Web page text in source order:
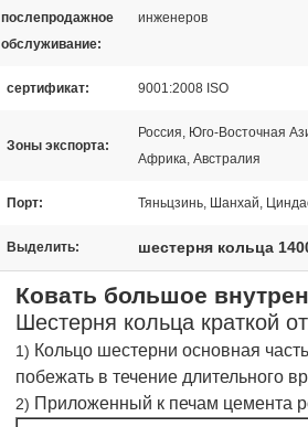
послепродажное
обслуживание:
инженеров
сертификат: 9001:2008 ISO
Зоны экспорта:
Россия, Юго-Восточная
Африка, Австралия
Порт: Тяньцзинь, Шанхай,
Выделить: шестерня кольца
Ковать большое
Шестерня кольца краткой
1) Кольцо шестерни основная
побежать в течение длительного
2) Приложенный к печам цемента